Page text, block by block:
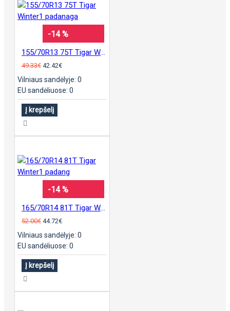
-14 %
49.33€ 42.42€
Vilniaus sandėlyje: 0
EU sandėliuose: 0
Į krepšelį
-14 %
52.00€ 44.72€
Vilniaus sandėlyje: 0
EU sandėliuose: 0
Į krepšelį